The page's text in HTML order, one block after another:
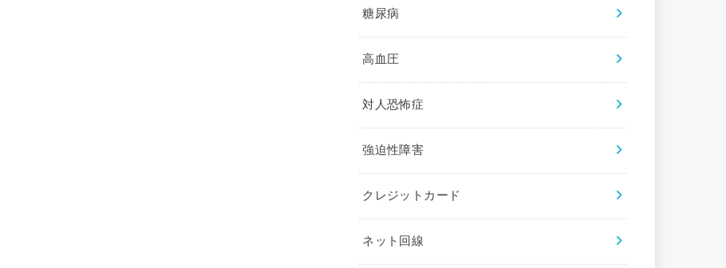
糖尿病
高血圧
対人恐怖症
強迫性障害
クレジットカード
ネット回線